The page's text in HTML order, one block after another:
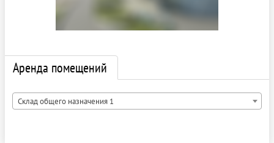
Аренда помещений
Склад общего назначения 1